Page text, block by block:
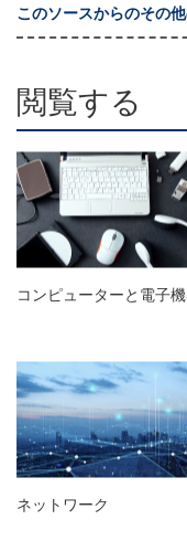
このソースからのその
閲覧する
コンピューターと電子
ネットワーク